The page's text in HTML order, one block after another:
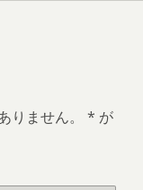
ません。 * が